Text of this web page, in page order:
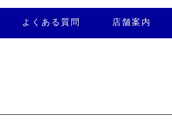
よくある質問 店舗案内